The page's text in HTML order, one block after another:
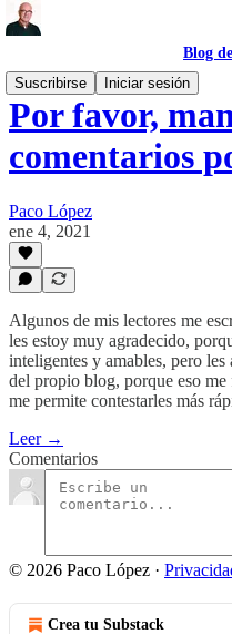
Blog
Suscribirse
Iniciar sesión
Por favor,
comentarios
Paco López
ene 4, 2021
Algunos de mis lectores me
les estoy muy agradecido,
inteligentes y amables, pero
del propio blog, porque eso
me permite contestarles más
Leer →
Comentarios
© 2026 Paco López ·
Crea tu Substack